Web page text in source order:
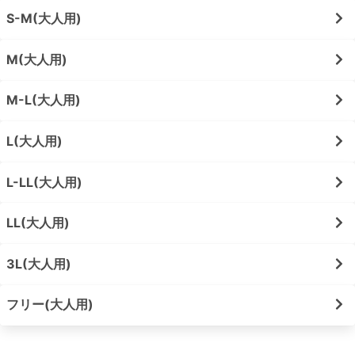
S-M(大人用)
M(大人用)
M-L(大人用)
L(大人用)
L-LL(大人用)
LL(大人用)
3L(大人用)
フリー(大人用)